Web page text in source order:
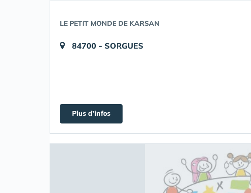
LE PETIT MONDE DE KARSAN
84700 - SORGUES
Plus d'infos